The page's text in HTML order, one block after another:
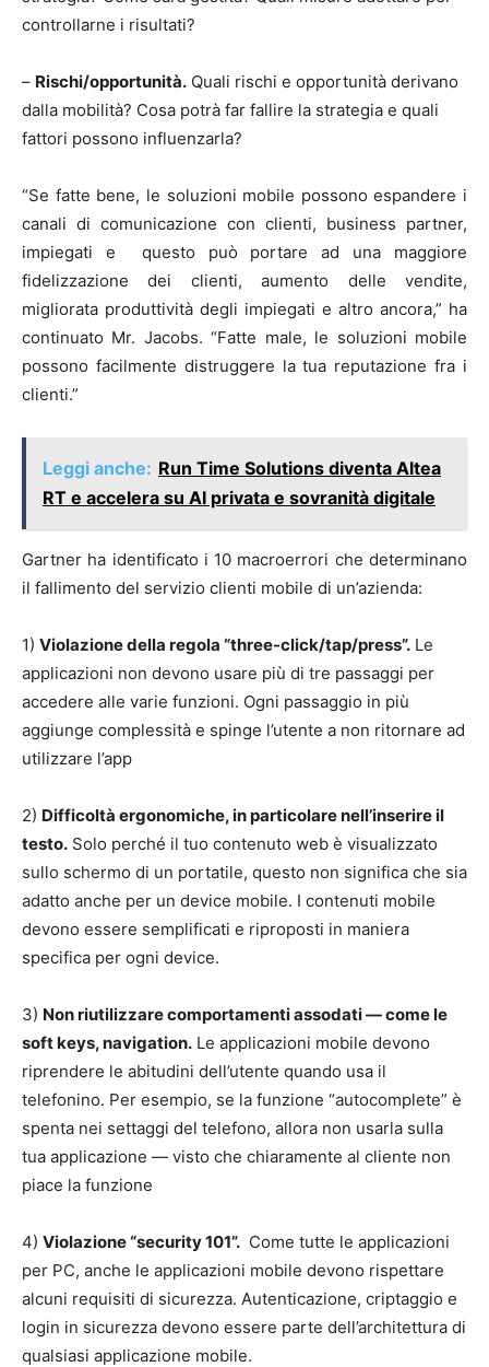
controllarne i risultati?
– Rischi/opportunità. Quali rischi e opportunità derivano
dalla mobilità? Cosa potrà far fallire la strategia e quali
fattori possono influenzarla?
“Se fatte bene, le soluzioni mobile possono espandere i
canali di comunicazione con clienti, business partner,
impiegati e questo può portare ad una maggiore
fidelizzazione dei clienti, aumento delle vendite,
migliorata produttività degli impiegati e altro ancora,” ha
continuato Mr. Jacobs. “Fatte male, le soluzioni mobile
possono facilmente distruggere la tua reputazione fra i
clienti.”
Leggi anche: Run Time Solutions diventa Altea
RT e accelera su AI privata e sovranità digitale
Gartner ha identificato i 10 macroerrori che determinano
il fallimento del servizio clienti mobile di un’azienda:
1) Violazione della regola “three-click/tap/press”. Le
applicazioni non devono usare più di tre passaggi per
accedere alle varie funzioni. Ogni passaggio in più
aggiunge complessità e spinge l’utente a non ritornare ad
utilizzare l’app
2) Difficoltà ergonomiche, in particolare nell’inserire il
testo. Solo perché il tuo contenuto web è visualizzato
sullo schermo di un portatile, questo non significa che sia
adatto anche per un device mobile. I contenuti mobile
devono essere semplificati e riproposti in maniera
specifica per ogni device.
3) Non riutilizzare comportamenti assodati — come le
soft keys, navigation. Le applicazioni mobile devono
riprendere le abitudini dell’utente quando usa il
telefonino. Per esempio, se la funzione “autocomplete” è
spenta nei settaggi del telefono, allora non usarla sulla
tua applicazione — visto che chiaramente al cliente non
piace la funzione
4) Violazione “security 101”. Come tutte le applicazioni
per PC, anche le applicazioni mobile devono rispettare
alcuni requisiti di sicurezza. Autenticazione, criptaggio e
login in sicurezza devono essere parte dell’architettura di
qualsiasi applicazione mobile.